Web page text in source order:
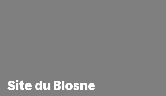
Site du Blosne